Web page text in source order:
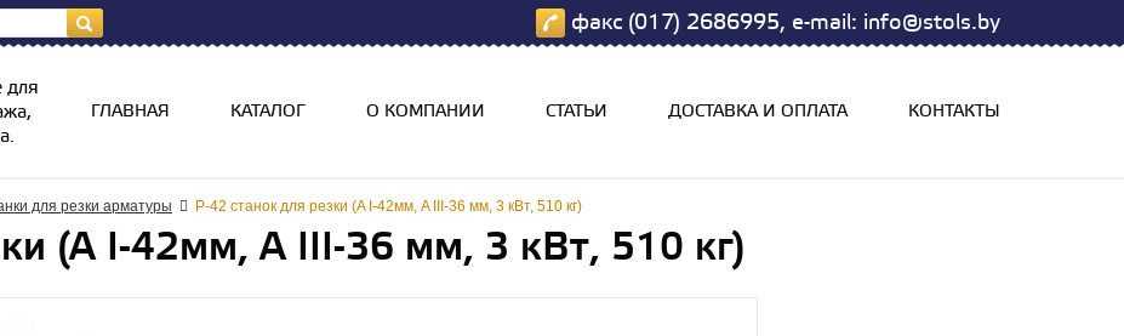
факс (017) 2686995, e-mail: info@stols.by
для
ГЛАВНАЯ КАТАЛОГ О КОМПАНИИ СТАТЬИ ДОСТАВКА И ОПЛАТА КОНТАКТЫ
для резки арматуры Р-42 станок для резки (A I-42мм, A III-36 мм, 3 кВт, 510 кг)
(A I-42мм, A III-36 мм, 3 кВт, 510 кг)